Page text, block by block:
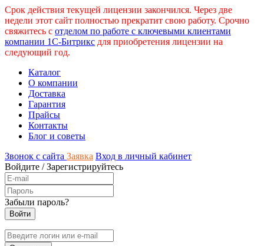
Срок действия текущей лицензии закончился. Через две
недели этот сайт полностью прекратит свою работу. Срочно
свяжитесь с отделом по работе с ключевыми клиентами
компании 1С-Битрикс для приобретения лицензии на
следующий год.
Каталог
О компании
Доставка
Гарантия
Прайсы
Контакты
Блог и советы
Звонок с сайта Заявка Вход в личный кабинет
Войдите /Зарегистрируйтесь
Забыли пароль?